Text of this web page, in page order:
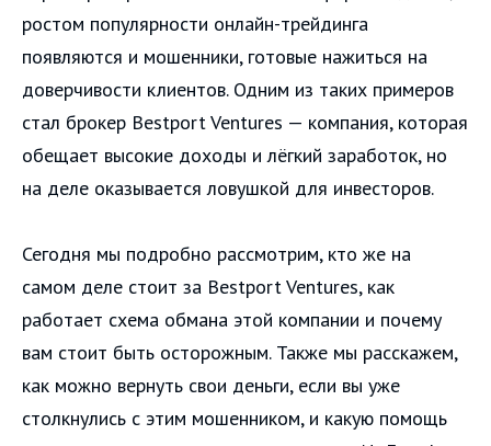
ростом популярности онлайн-трейдинга
появляются и мошенники, готовые нажиться на
доверчивости клиентов. Одним из таких примеров
стал брокер Bestport Ventures — компания, которая
обещает высокие доходы и лёгкий заработок, но
на деле оказывается ловушкой для инвесторов.
Сегодня мы подробно рассмотрим, кто же на
самом деле стоит за Bestport Ventures, как
работает схема обмана этой компании и почему
вам стоит быть осторожным. Также мы расскажем,
как можно вернуть свои деньги, если вы уже
столкнулись с этим мошенником, и какую помощь